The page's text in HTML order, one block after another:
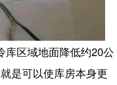
库区域地面降低约20公
是可以使库房本身更